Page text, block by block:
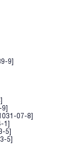
9]
07-8]
1]
5]
5]